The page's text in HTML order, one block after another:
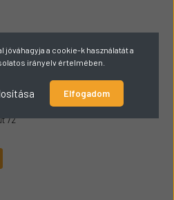
72
jóváhagyja a cookie-k használatát a
irányelv értelmében.
Elfogadom